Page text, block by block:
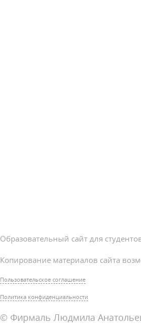
Образовательный сайт для
Копирование материалов сайта
Пользовательское соглашение
Политика конфиденциальности
© Фирмаль Людмила